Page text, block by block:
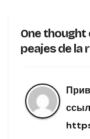
One thought
peajes de la